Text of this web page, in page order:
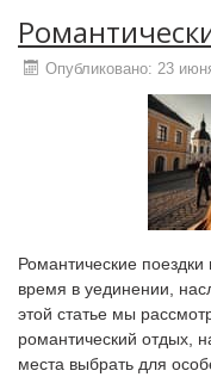
Опубликовано: 23
Романтические
время в уединении,
этой статье мы
романтический отдых,
места выбрать для